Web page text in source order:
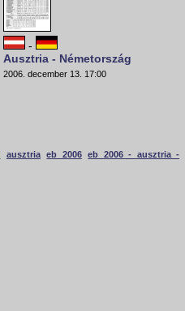
-
Ausztria - Németország
2006. december 13. 17:00
ausztria eb 2006
eb 2006 - ausztria -